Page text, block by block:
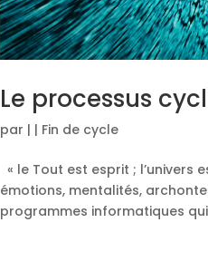
Le processus
par | | Fin de cycle
« le Tout est esprit ; l’univers
émotions, mentalités,
programmes informatiques